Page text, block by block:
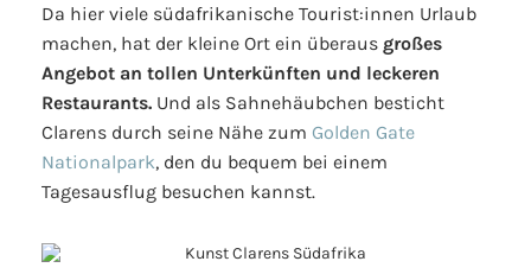
Da hier viele südafrikanische Tourist:innen Urlaub
machen, hat der kleine Ort ein überaus großes
Angebot an tollen Unterkünften und leckeren
Restaurants. Und als Sahnehäubchen besticht
Clarens durch seine Nähe zum Golden Gate
Nationalpark, den du bequem bei einem
Tagesausflug besuchen kannst.